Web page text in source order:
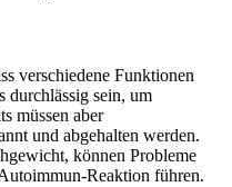
verschiedene Funktionen
durchlässig sein, um
müssen aber
und abgehalten werden.
können Probleme
Reaktion führen.